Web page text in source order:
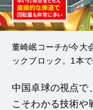
董崎岷コーチが今大
ックブロック。1本
中国卓球の視点で
こそわかる技術や